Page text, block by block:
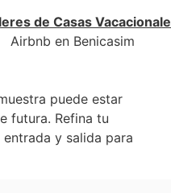
de Casas
Airbnb en Benicasim
puede estar
futura. Refina tu
y salida para